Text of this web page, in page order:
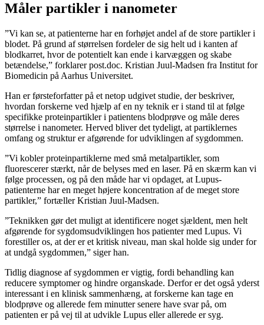
Måler partikler i nanometer
”Vi kan se, at patienterne har en forhøjet andel af de store partikler i
blodet. På grund af størrelsen fordeler de sig helt ud i kanten af
blodkarret, hvor de potentielt kan ende i karvæggen og skabe
betændelse,” forklarer post.doc. Kristian Juul-Madsen fra Institut for
Biomedicin på Aarhus Universitet.
Han er førsteforfatter på et netop udgivet studie, der beskriver,
hvordan forskerne ved hjælp af en ny teknik er i stand til at følge
specifikke proteinpartikler i patientens blodprøve og måle deres
størrelse i nanometer. Herved bliver det tydeligt, at partiklernes
omfang og struktur er afgørende for udviklingen af sygdommen.
”Vi kobler proteinpartiklerne med små metalpartikler, som
fluorescerer stærkt, når de belyses med en laser. På en skærm kan vi
følge processen, og på den måde har vi opdaget, at Lupus-
patienterne har en meget højere koncentration af de meget store
partikler,” fortæller Kristian Juul-Madsen.
”Teknikken gør det muligt at identificere noget sjældent, men helt
afgørende for sygdomsudviklingen hos patienter med Lupus. Vi
forestiller os, at der er et kritisk niveau, man skal holde sig under for
at undgå sygdommen,” siger han.
Tidlig diagnose af sygdommen er vigtig, fordi behandling kan
reducere symptomer og hindre organskade. Derfor er det også yderst
interessant i en klinisk sammenhæng, at forskerne kan tage en
blodprøve og allerede fem minutter senere have svar på, om
patienten er på vej til at udvikle Lupus eller allerede er syg.